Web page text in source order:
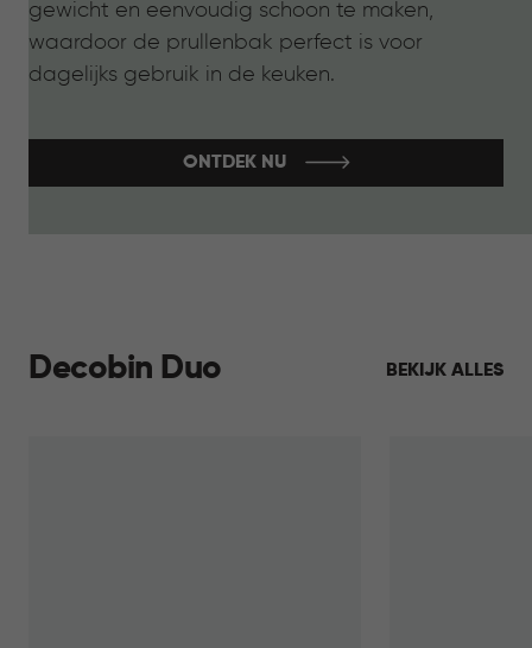
gewicht en eenvoudig schoon te maken,
waardoor de prullenbak perfect is voor
dagelijks gebruik in de keuken.
ONTDEK NU
Decobin Duo BEKIJK ALLES